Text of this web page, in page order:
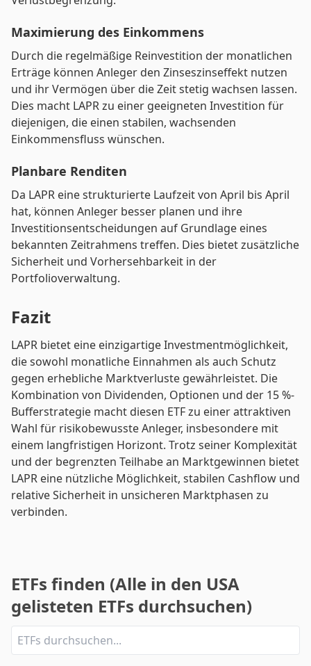
Maximierung des Einkommens
Durch die regelmäßige Reinvestition der monatlichen
Erträge können Anleger den Zinseszinseffekt nutzen
und ihr Vermögen über die Zeit stetig wachsen lassen.
Dies macht LAPR zu einer geeigneten Investition für
diejenigen, die einen stabilen, wachsenden
Einkommensfluss wünschen.
Planbare Renditen
Da LAPR eine strukturierte Laufzeit von April bis April
hat, können Anleger besser planen und ihre
Investitionsentscheidungen auf Grundlage eines
bekannten Zeitrahmens treffen. Dies bietet zusätzliche
Sicherheit und Vorhersehbarkeit in der
Portfolioverwaltung.
Fazit
LAPR bietet eine einzigartige Investmentmöglichkeit,
die sowohl monatliche Einnahmen als auch Schutz
gegen erhebliche Marktverluste gewährleistet. Die
Kombination von Dividenden, Optionen und der 15 %-
Bufferstrategie macht diesen ETF zu einer attraktiven
Wahl für risikobewusste Anleger, insbesondere mit
einem langfristigen Horizont. Trotz seiner Komplexität
und der begrenzten Teilhabe an Marktgewinnen bietet
LAPR eine nützliche Möglichkeit, stabilen Cashflow und
relative Sicherheit in unsicheren Marktphasen zu
verbinden.
ETFs finden (Alle in den USA
gelisteten ETFs durchsuchen)